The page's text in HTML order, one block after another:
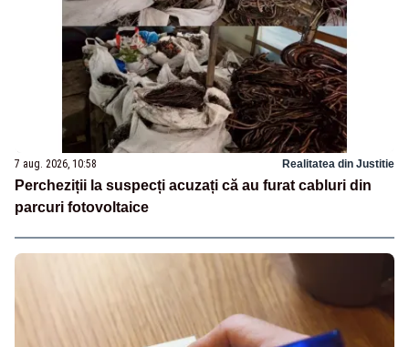
7 aug. 2026, 10:58 Realitatea din Justitie
Percheziții la suspecți acuzați că au furat cabluri din
parcuri fotovoltaice